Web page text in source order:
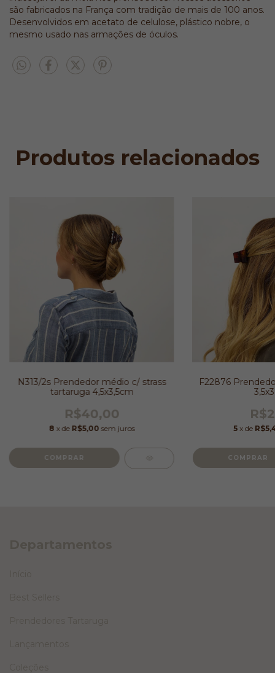
são fabricados na França com tradição de mais de 100 anos.
Desenvolvidos em acetato de celulose, plástico nobre, o
mesmo usado nas armações de óculos.
Produtos relacionados
N313/2s Prendedor médio c/ strass
tartaruga 4,5x3,5cm
R$40,00
8 x de R$5,00 sem juros
F22876
5 x de